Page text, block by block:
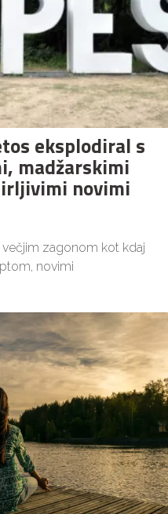
eksplodiral s
madžarskimi
novimi
večjim zagonom kot kdaj
novimi